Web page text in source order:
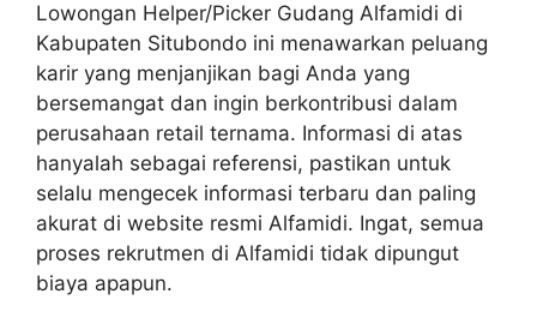
Lowongan Helper/Picker Gudang Alfamidi di
Kabupaten Situbondo ini menawarkan peluang
karir yang menjanjikan bagi Anda yang
bersemangat dan ingin berkontribusi dalam
perusahaan retail ternama. Informasi di atas
hanyalah sebagai referensi, pastikan untuk
selalu mengecek informasi terbaru dan paling
akurat di website resmi Alfamidi. Ingat, semua
proses rekrutmen di Alfamidi tidak dipungut
biaya apapun.